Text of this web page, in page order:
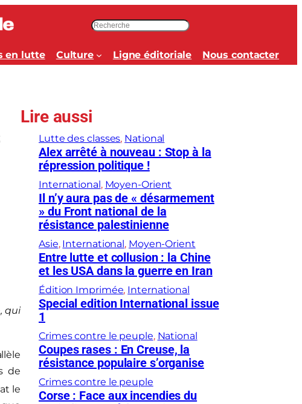
c
h
h
r
en lutte Culture Ligne éditoriale Nous contacter
qui
de
le
Lire aussi
Lutte des classes, National
Alex arrêté à nouveau : Stop à la
répression politique !
International, Moyen-Orient
Il n’y aura pas de « désarmement
» du Front national de la
résistance palestinienne
Asie, International, Moyen-Orient
Entre lutte et collusion : la Chine
et les USA dans la guerre en Iran
Édition Imprimée, International
Special edition International issue
1
Crimes contre le peuple, National
Coupes rases : En Creuse, la
résistance populaire s’organise
Crimes contre le peuple
Corse : Face aux incendies du